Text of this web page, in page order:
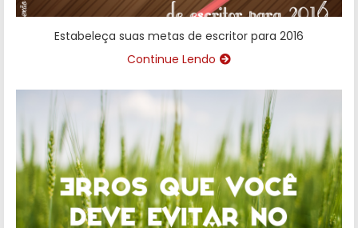
Estabeleça suas metas de escritor para 2016
Continue Lendo